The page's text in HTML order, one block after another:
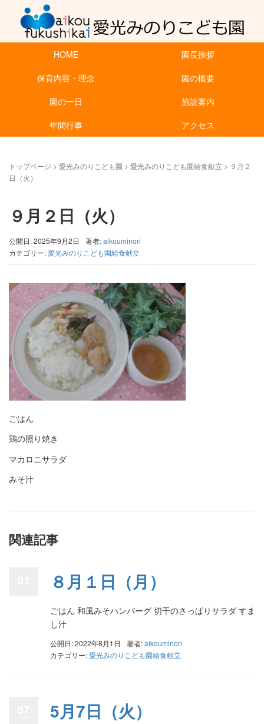
HOME
園長挨拶
保育内容・理念
園の概要
園の一日
施設案内
年間行事
アクセス
トップページ > 愛光みのりこども園 > 愛光みのりこども園給食献立 > ９月２
日（火）
９月２日（火）
公開日: 2025年9月2日 著者:aikouminori
カテゴリー:愛光みのりこども園給食献立
ごはん
鶏の照り焼き
マカロニサラダ
みそ汁
関連記事
８月１日（月）
ごはん 和風みそハンバーグ 切干のさっぱりサラダ すま
し汁
公開日: 2022年8月1日 著者:aikouminori
カテゴリー:愛光みのりこども園給食献立
5月7日（火）